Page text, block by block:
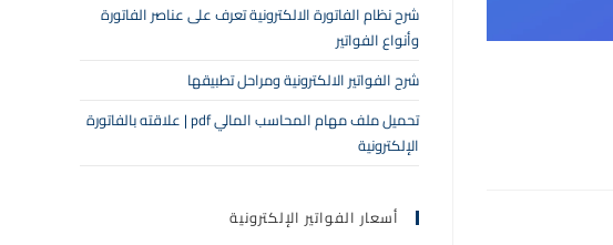
شرح نظام الفاتورة الالكترونية تعرف على عناصر الفاتورة
وأنواع الفواتير
شرح الفواتير الالكترونية ومراحل تطبيقها
تحميل ملف مهام المحاسب المالي pdf | علاقته بالفاتورة
الإلكترونية
أسعار الفواتير الإلكترونية